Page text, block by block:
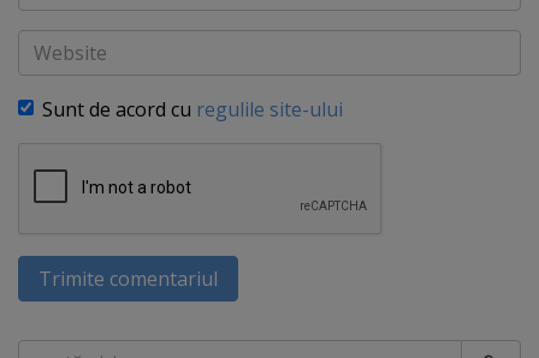
Website
Sunt de acord cu regulile site-ului
Trimite comentariul